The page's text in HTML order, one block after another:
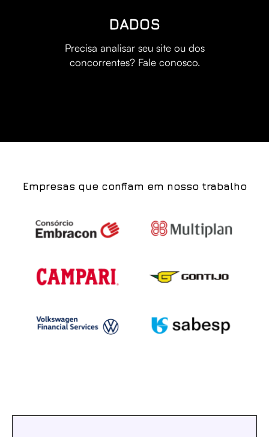
DADOS
Precisa analisar seu site ou dos
concorrentes? Fale conosco.
Empresas que confiam em nosso trabalho